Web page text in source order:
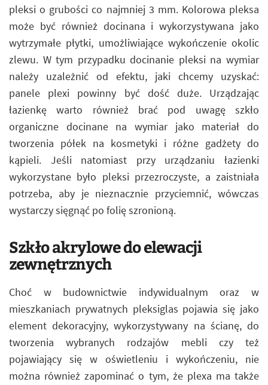
pleksi o grubości co najmniej 3 mm. Kolorowa pleksa
może być również docinana i wykorzystywana jako
wytrzymałe płytki, umożliwiające wykończenie okolic
zlewu. W tym przypadku docinanie pleksi na wymiar
należy uzależnić od efektu, jaki chcemy uzyskać:
panele plexi powinny być dość duże. Urządzając
łazienkę warto również brać pod uwagę szkło
organiczne docinane na wymiar jako materiał do
tworzenia półek na kosmetyki i różne gadżety do
kąpieli. Jeśli natomiast przy urządzaniu łazienki
wykorzystane było pleksi przezroczyste, a zaistniała
potrzeba, aby je nieznacznie przyciemnić, wówczas
wystarczy sięgnąć po folię szronioną.
Szkło akrylowe do elewacji
zewnętrznych
Choć w budownictwie indywidualnym oraz w
mieszkaniach prywatnych pleksiglas pojawia się jako
element dekoracyjny, wykorzystywany na ścianę, do
tworzenia wybranych rodzajów mebli czy też
pojawiający się w oświetleniu i wykończeniu, nie
można również zapominać o tym, że plexa ma także